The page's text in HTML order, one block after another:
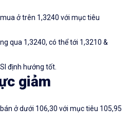
ở trên 1,3240 với mục tiêu
qua 1,3240, có thể tới 1,3210 &
định hướng tốt.
giảm
ở dưới 106,30 với mục tiêu 105,95